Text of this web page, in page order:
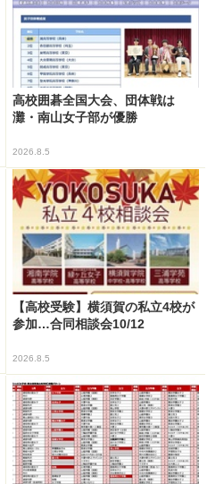
高校囲碁全国大会、団体戦は
灘・南山女子部が優勝
2026.8.5
【高校受験】横須賀の私立4校が
参加…合同相談会10/12
2026.8.5